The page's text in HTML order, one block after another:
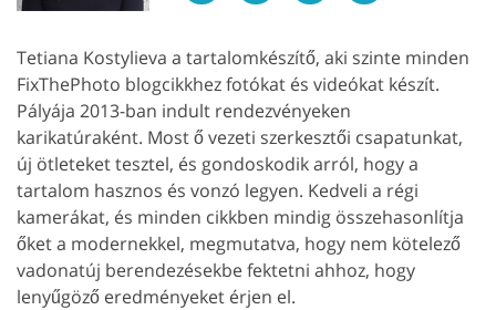
Tetiana Kostylieva a tartalomkészítő, aki szinte minden
FixThePhoto blogcikkhez fotókat és videókat készít.
Pályája 2013-ban indult rendezvényeken
karikatúraként. Most ő vezeti szerkesztői csapatunkat,
új ötleteket tesztel, és gondoskodik arról, hogy a
tartalom hasznos és vonzó legyen. Kedveli a régi
kamerákat, és minden cikkben mindig összehasonlítja
őket a modernekkel, megmutatva, hogy nem kötelező
vadonatúj berendezésekbe fektetni ahhoz, hogy
lenyűgöző eredményeket érjen el.